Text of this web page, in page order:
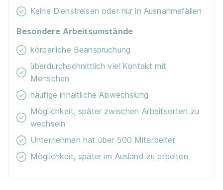
Keine Dienstreisen oder nur in Ausnahmefällen
Besondere Arbeitsumstände
körperliche Beanspruchung
überdurchschnittlich viel Kontakt mit
Menschen
häufige inhaltliche Abwechslung
Möglichkeit, später zwischen Arbeitsorten zu
wechseln
Unternehmen hat über 500 Mitarbeiter
Möglichkeit, später im Ausland zu arbeiten